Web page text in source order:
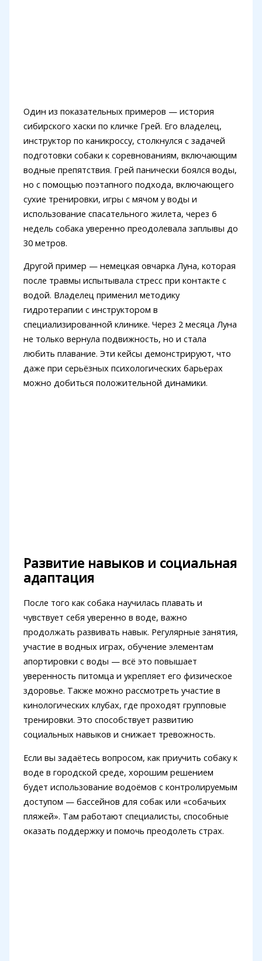
Один из показательных примеров — история
сибирского хаски по кличке Грей. Его владелец,
инструктор по каникроссу, столкнулся с задачей
подготовки собаки к соревнованиям, включающим
водные препятствия. Грей панически боялся воды,
но с помощью поэтапного подхода, включающего
сухие тренировки, игры с мячом у воды и
использование спасательного жилета, через 6
недель собака уверенно преодолевала заплывы до
30 метров.
Другой пример — немецкая овчарка Луна, которая
после травмы испытывала стресс при контакте с
водой. Владелец применил методику
гидротерапии с инструктором в
специализированной клинике. Через 2 месяца Луна
не только вернула подвижность, но и стала
любить плавание. Эти кейсы демонстрируют, что
даже при серьёзных психологических барьерах
можно добиться положительной динамики.
Развитие навыков и социальная
адаптация
После того как собака научилась плавать и
чувствует себя уверенно в воде, важно
продолжать развивать навык. Регулярные занятия,
участие в водных играх, обучение элементам
апортировки с воды — всё это повышает
уверенность питомца и укрепляет его физическое
здоровье. Также можно рассмотреть участие в
кинологических клубах, где проходят групповые
тренировки. Это способствует развитию
социальных навыков и снижает тревожность.
Если вы задаётесь вопросом, как приучить собаку к
воде в городской среде, хорошим решением
будет использование водоёмов с контролируемым
доступом — бассейнов для собак или «собачьих
пляжей». Там работают специалисты, способные
оказать поддержку и помочь преодолеть страх.